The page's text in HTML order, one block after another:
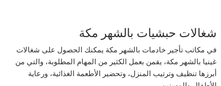
شغالات حبشيات بالشهر مكة
في مكاتب تأجير خادمات بالشهر مكة يمكنك الحصول على شغالات
غينيا بالشهر مكة، يقمن بعمل الكثير من المهام المطلوبة، والتي من
أبرزها تنظيف وترتيب المنزل، وتحضير الأطعمة الغذائية، ورعاية